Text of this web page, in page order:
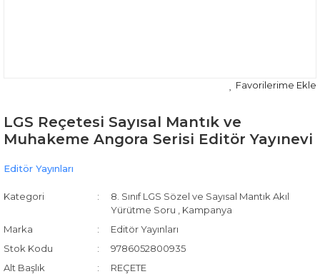
LGS Reçetesi Sayısal Mantık ve
Muhakeme Angora Serisi Editör Yayınevi
Editör Yayınları
Kategori
8. Sınıf LGS Sözel ve Sayısal Mantık Akıl
Yürütme Soru
Kampanya
Marka
Editör Yayınları
Stok Kodu
9786052800935
Alt Başlık
REÇETE